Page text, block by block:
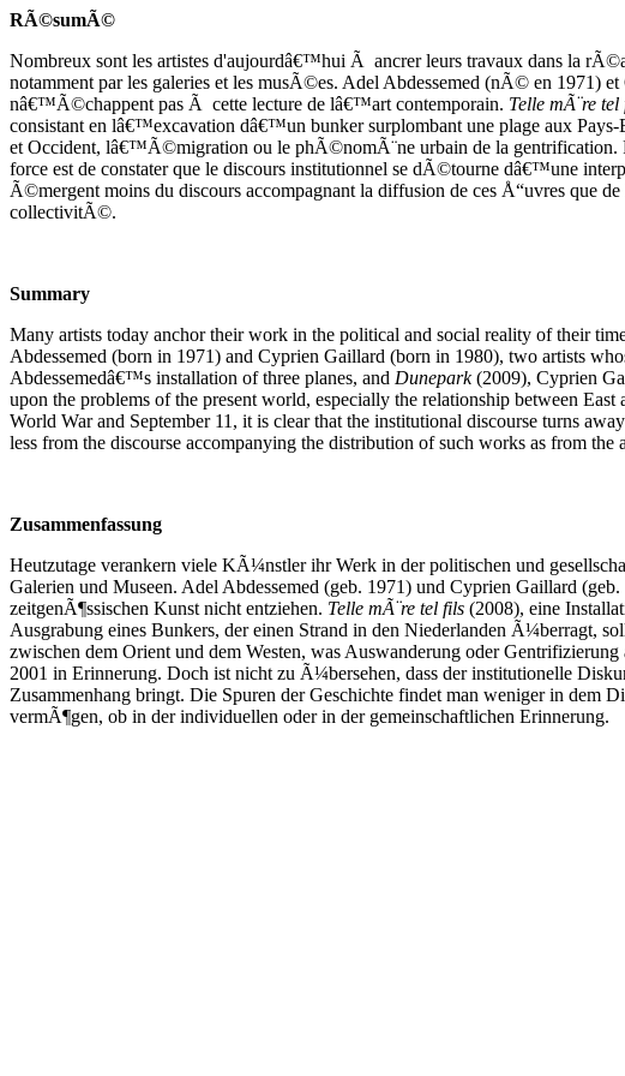
RÃ©sumÃ©
Nombreux sont les artistes d'aujourdâ€™hui Ã ancrer leurs travaux dans la
notamment par les galeries et les musÃ©es. Adel Abdessemed (nÃ© en
nâ€™Ã©chappent pas Ã cette lecture de lâ€™art contemporain. Telle mÃ¨re tel
consistant en lâ€™excavation dâ€™un bunker surplombant une plage aux
et Occident, lâ€™Ã©migration ou le phÃ©nomÃ¨ne urbain de la gentrification.
force est de constater que le discours institutionnel se dÃ©tourne dâ€™une
Ã©mergent moins du discours accompagnant la diffusion de ces Å“uvres que
collectivitÃ©.
Summary
Many artists today anchor their work in the political and social reality of their
Abdessemed (born in 1971) and Cyprien Gaillard (born in 1980), two artists
Abdessemedâ€™s installation of three planes, and Dunepark(2009), Cyprien
upon the problems of the present world, especially the relationship between
World War and September 11, it is clear that the institutional discourse turns
less from the discourse accompanying the distribution of such works as from
Zusammenfassung
Heutzutage verankern viele KÃ¼nstler ihr Werk in der politischen und
Galerien und Museen. Adel Abdessemed (geb. 1971) und Cyprien Gaillard
zeitgenÃ¶ssischen Kunst nicht entziehen. Telle mÃ¨re tel fils (2008), eine
Ausgrabung eines Bunkers, der einen Strand in den Niederlanden Ã¼berragt,
zwischen dem Orient und dem Westen, was Auswanderung oder
2001 in Erinnerung. Doch ist nicht zu Ã¼bersehen, dass der institutionelle
Zusammenhang bringt. Die Spuren der Geschichte findet man weniger in dem
vermÃ¶gen, ob in der individuellen oder in der gemeinschaftlichen Erinnerung.